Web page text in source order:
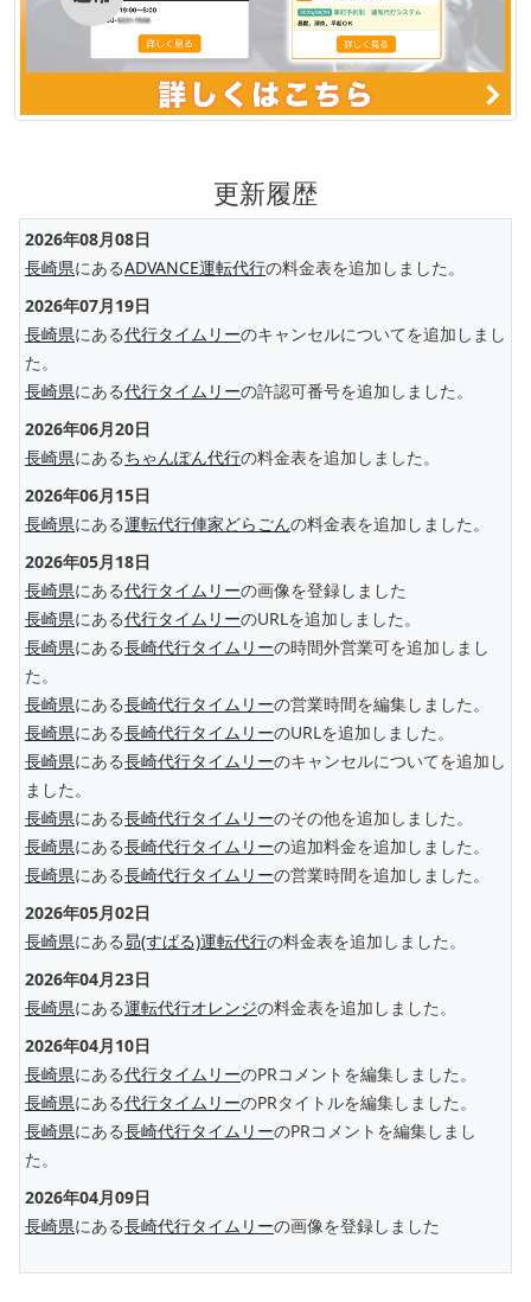
更新履歴
2026年08月08日
長崎県にあるADVANCE運転代行の料金表を追加しました。
2026年07月19日
長崎県にある代行タイムリーのキャンセルについてを追加しまし
た。
長崎県にある代行タイムリーの許認可番号を追加しました。
2026年06月20日
長崎県にあるちゃんぽん代行の料金表を追加しました。
2026年06月15日
長崎県にある運転代行俥家どらごんの料金表を追加しました。
2026年05月18日
長崎県にある代行タイムリーの画像を登録しました
長崎県にある代行タイムリーのURLを追加しました。
長崎県にある長崎代行タイムリーの時間外営業可を追加しまし
た。
長崎県にある長崎代行タイムリーの営業時間を編集しました。
長崎県にある長崎代行タイムリーのURLを追加しました。
長崎県にある長崎代行タイムリーのキャンセルについてを追加し
ました。
長崎県にある長崎代行タイムリーのその他を追加しました。
長崎県にある長崎代行タイムリーの追加料金を追加しました。
長崎県にある長崎代行タイムリーの営業時間を追加しました。
2026年05月02日
長崎県にある 昴(すばる)運転代行の料金表を追加しました。
2026年04月23日
長崎県にある運転代行オレンジの料金表を追加しました。
2026年04月10日
長崎県にある代行タイムリーのPRコメントを編集しました。
長崎県にある代行タイムリーのPRタイトルを編集しました。
長崎県にある長崎代行タイムリーのPRコメントを編集しまし
た。
2026年04月09日
長崎県にある長崎代行タイムリーの画像を登録しました